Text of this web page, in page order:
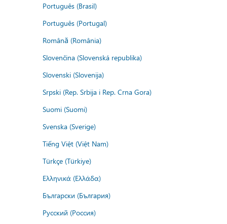
Português (Brasil)
Português (Portugal)
Română (România)
Slovenčina (Slovenská republika)
Slovenski (Slovenija)
Srpski (Rep. Srbija i Rep. Crna Gora)
Suomi (Suomi)
Svenska (Sverige)
Tiếng Việt (Việt Nam)
Türkçe (Türkiye)
Ελληνικά (Ελλάδα)
Български (България)
Русский (Россия)